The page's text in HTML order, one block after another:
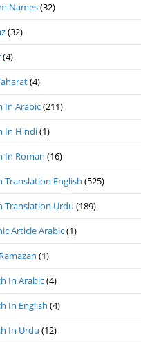
Names(32)
(32)
(4)
(4)
In Arabic(211)
In Hindi(1)
In Roman (16)
Translation English (525)
Translation Urdu (189)
Article Arabic(1)
(1)
In Arabic(4)
In English (4)
In Urdu (12)